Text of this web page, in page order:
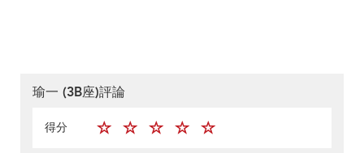
瑜一 (3B座)評論
得分